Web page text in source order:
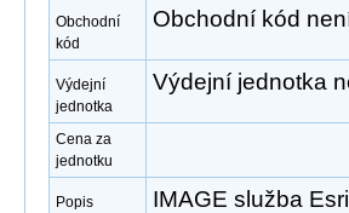
Obchodní
kód
Obchodní kód
Výdejní
jednotka
Výdejní jednotka
Cena za
jednotku
Popis
IMAGE služba